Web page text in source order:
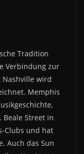
Tradition
Verbindung zur
Nashville wird
Memphis
Beale Street in
Clubs und hat
Auch das Sun